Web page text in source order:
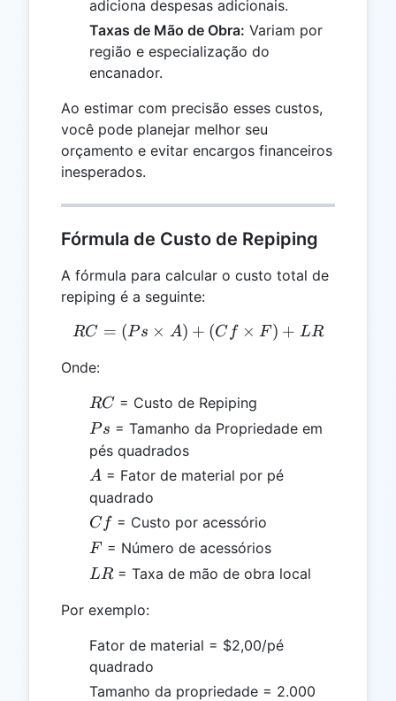
adiciona despesas adicionais.
Taxas de Mão de Obra: Variam por
região e especialização do
encanador.
Ao estimar com precisão esses custos,
você pode planejar melhor seu
orçamento e evitar encargos financeiros
inesperados.
Fórmula de Custo de Repiping
A fórmula para calcular o custo total de
repiping é a seguinte:
RC = (Ps \times A) + (Cf
RC = (P s × A) + (C f × F ) + LR
Onde:
RC
RC = Custo de Repiping
Ps
Ps = Tamanho da Propriedade em
pés quadrados
A
A = Fator de material por pé
quadrado
Cf
C f = Custo por acessório
F
F = Número de acessórios
LR
LR= Taxa de mão de obra local
Por exemplo:
Fator de material = $2,00/pé
quadrado
Tamanho da propriedade = 2.000